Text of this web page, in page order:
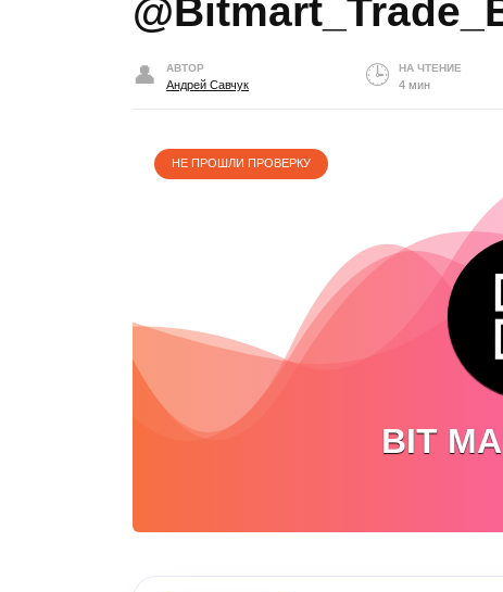
АВТОР
Андрей Савчук
НА ЧТЕНИЕ
4 мин
BIT
НЕ ПРОШЛИ ПРОВЕРКУ